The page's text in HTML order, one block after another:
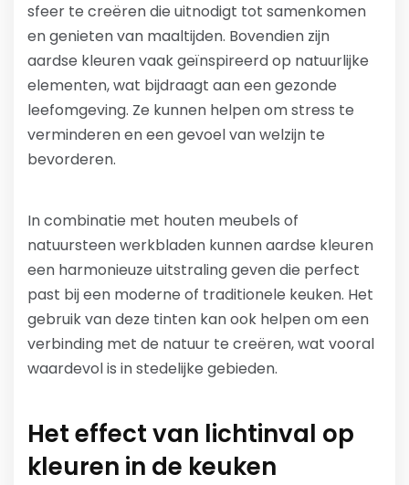
sfeer te creëren die uitnodigt tot samenkomen
en genieten van maaltijden. Bovendien zijn
aardse kleuren vaak geïnspireerd op natuurlijke
elementen, wat bijdraagt aan een gezonde
leefomgeving. Ze kunnen helpen om stress te
verminderen en een gevoel van welzijn te
bevorderen.
In combinatie met houten meubels of
natuursteen werkbladen kunnen aardse kleuren
een harmonieuze uitstraling geven die perfect
past bij een moderne of traditionele keuken. Het
gebruik van deze tinten kan ook helpen om een
verbinding met de natuur te creëren, wat vooral
waardevol is in stedelijke gebieden.
Het effect van lichtinval op
kleuren in de keuken